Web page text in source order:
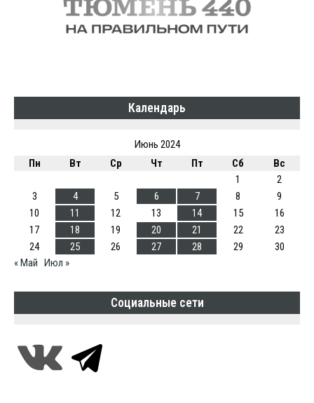
Календарь
Июнь 2024
Пн
Вт Ср Чт Пт Сб
Вс
1
2
3
4 5 6 7 8
9
10
11 12 13 14 15
16
17
18 19 20 21 22
23
24
25 26 27 28 29
30
« Май Июл »
Социальные сети